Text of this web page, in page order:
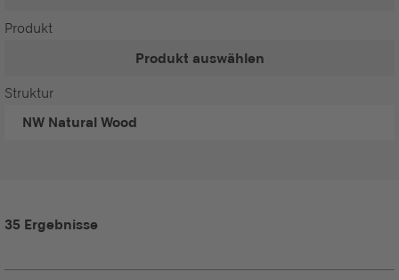
Produkt
Produkt auswählen
Struktur
NW Natural Wood
35 Ergebnisse